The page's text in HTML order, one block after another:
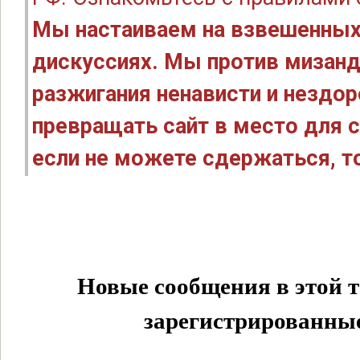
Мы настаиваем на
дискуссиях. Мы против
разжигания ненависти и
превращать сайт в место для
если не можете сдержаться,
Новые сообщения в этой